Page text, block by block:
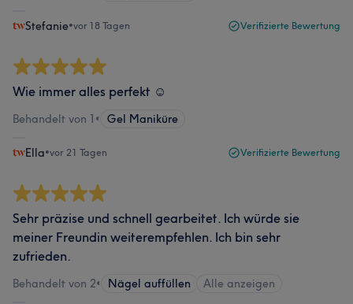
Stefanie•vor 18 Tagen Verifizierte Bewertung
Wie immer alles perfekt ☺️
Behandelt von 1 • Gel Maniküre
Ella•vor 21 Tagen Verifizierte Bewertung
Sehr präzise und schnell gearbeitet. Ich würde sie
meiner Freundin weiterempfehlen. Ich bin sehr
zufrieden.
Behandelt von 2• Nägel auffüllen Alle anzeigen